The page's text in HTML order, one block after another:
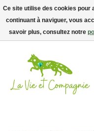
Livraison gratuite dès 75$ —
Ce site utilise des cookies pour
continuant à naviguer, vous
savoir plus, consultez notre